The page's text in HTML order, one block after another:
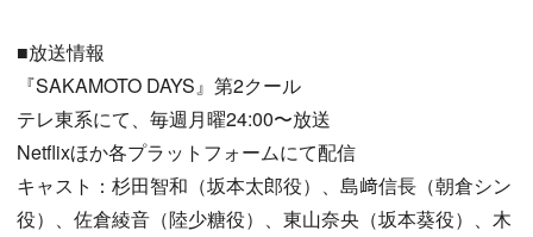
■放送情報
『SAKAMOTO DAYS』第2クール
テレ東系にて、毎週月曜24:00〜放送
Netflixほか各プラットフォームにて配信
キャスト：杉田智和（坂本太郎役）、島﨑信長（朝倉シン
役）、佐倉綾音（陸少糖役）、東山奈央（坂本葵役）、木